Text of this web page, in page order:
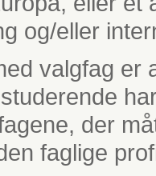
og/eller
valgfag er
der
faglige